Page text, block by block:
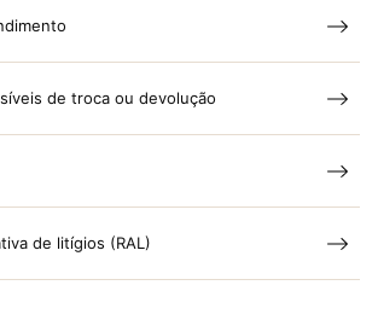
de troca ou devolução
de litígios (RAL)